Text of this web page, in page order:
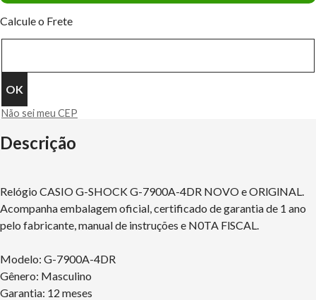
Calcule o Frete
Não sei meu CEP
Descrição
Relógio CASIO G-SHOCK G-7900A-4DR NOVO e ORlGlNAL.
Acompanha embalagem oficial, certificado de garantia de 1 ano
pelo fabricante, manual de instruções e N0TA FlSCAL.
Modelo: G-7900A-4DR
Gênero: Masculino
Garantia: 12 meses